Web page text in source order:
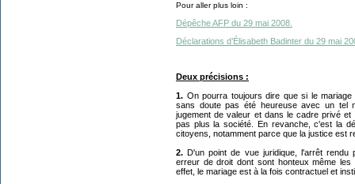
Pour aller plus loin :
Dépêche AFP du 29 mai 2008.
Déclarations d’Élisabeth Badinter du 29 mai
Deux précisions :
1. On pourra toujours dire que si le
sans doute pas été heureuse avec un tel
jugement de valeur et dans le cadre privé
pas plus la société. En revanche, c'est la
citoyens, notamment parce que la justice est
2. D'un point de vue juridique, l'arrêt rendu
erreur de droit dont sont honteux même
effet, le mariage est à la fois contractuel et